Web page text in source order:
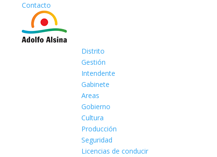
Contacto
Distrito
Gestión
Intendente
Gabinete
Areas
Gobierno
Cultura
Producción
Seguridad
Licencias de conducir